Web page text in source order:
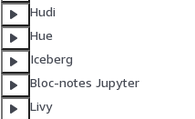
Hudi
Hue
Iceberg
Bloc-notes Jupyter
Livy